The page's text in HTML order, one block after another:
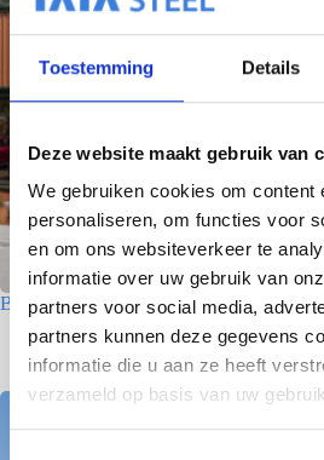
Toestemming Details
Deze website maakt gebruik van
We gebruiken cookies om content
personaliseren, om functies voor
en om ons websiteverkeer te
informatie over uw gebruik van
partners voor social media,
partners kunnen deze gegevens
informatie die u aan ze heeft
verzameld op basis van uw
Betriebsgebäude – Den Helder
8 Juni 2026